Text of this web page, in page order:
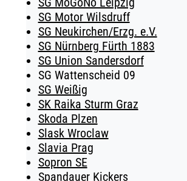
SG Motor Wilsdruff
SG Neukirchen/Erzg. e.V.
SG Nürnberg Fürth 1883
SG Union Sandersdorf
SG Wattenscheid 09
SG Weißig
SK Raika Sturm Graz
Skoda Plzen
Slask Wroclaw
Slavia Prag
Sopron SE
Spandauer Kickers